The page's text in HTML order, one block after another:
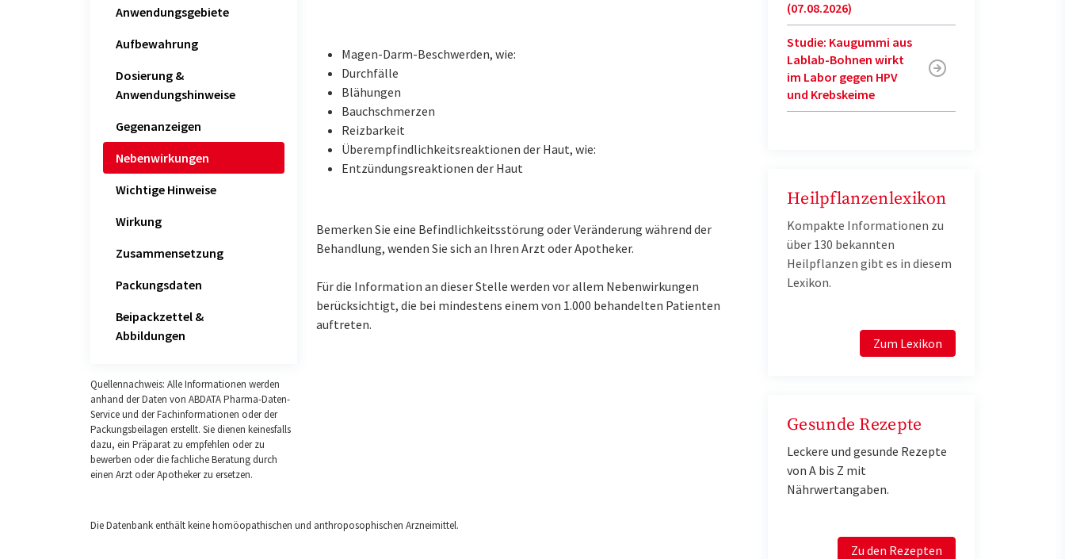
Anwendungsgebiete
Aufbewahrung
Dosierung &
Anwendungshinweise
Gegenanzeigen
Nebenwirkungen
Wichtige Hinweise
Wirkung
Zusammensetzung
Packungsdaten
Beipackzettel &
Abbildungen
Quellennachweis: Alle Informationen werden
anhand der Daten von ABDATA Pharma-Daten-
Service und der Fachinformationen oder der
Packungsbeilagen erstellt. Sie dienen keinesfalls
dazu, ein Präparat zu empfehlen oder zu
bewerben oder die fachliche Beratung durch
einen Arzt oder Apotheker zu ersetzen.
Magen-Darm-Beschwerden, wie:
Durchfälle
Blähungen
Bauchschmerzen
Reizbarkeit
Überempfindlichkeitsreaktionen der Haut, wie:
Entzündungsreaktionen der Haut
Bemerken Sie eine Befindlichkeitsstörung oder Veränderung während der
Behandlung, wenden Sie sich an Ihren Arzt oder Apotheker.
Für die Information an dieser Stelle werden vor allem Nebenwirkungen
berücksichtigt, die bei mindestens einem von 1.000 behandelten Patienten
auftreten.
Die Datenbank enthält keine homöopathischen und anthroposophischen Arzneimittel.
(07.08.2026)
Studie: Kaugummi aus
Lablab-Bohnen wirkt
im Labor gegen HPV
und Krebskeime
Heilpflanzenlexikon
Kompakte Informationen zu
über 130 bekannten
Heilpflanzen gibt es in diesem
Lexikon.
Zum Lexikon
Gesunde Rezepte
Leckere und gesunde Rezepte
von A bis Z mit
Nährwertangaben.
Zu den Rezepten